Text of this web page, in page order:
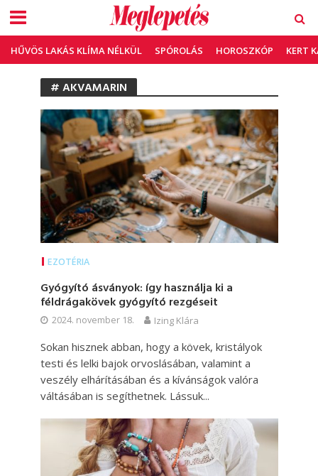
HŰVÖS LAKÁS KLÍMA NÉLKÜL SPÓROLÁS HOROSZKÓP KERT
# AKVAMARIN
EZOTÉRIA
Gyógyító ásványok: így használja ki a
féldrágakövek gyógyító rezgéseit
2024. november 18. Izing Klára
Sokan hisznek abban, hogy a kövek, kristályok
testi és lelki bajok orvoslásában, valamint a
veszély elhárításában és a kívánságok valóra
váltásában is segíthetnek. Lássuk...